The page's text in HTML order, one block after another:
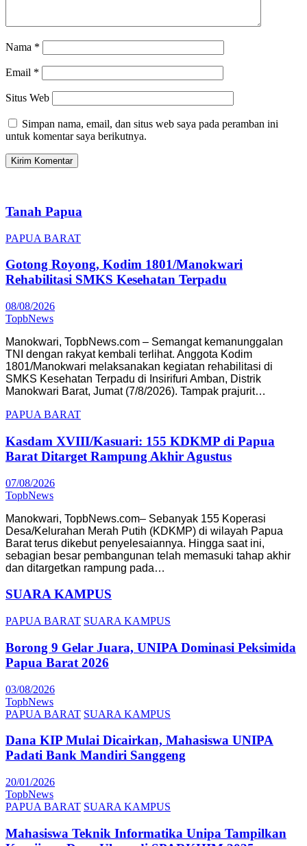
Nama *
Email *
Situs Web
Simpan nama, email, dan situs web saya pada peramban ini
untuk komentar saya berikutnya.
Tanah Papua
PAPUA BARAT
Gotong Royong, Kodim 1801/Manokwari
Rehabilitasi SMKS Kesehatan Terpadu
08/08/2026
TopbNews
Manokwari, TopbNews.com – Semangat kemanunggalan
TNI dengan rakyat kembali terlihat. Anggota Kodim
1801/Manokwari melaksanakan kegiatan rehabilitasi di
SMKS Kesehatan Terpadu di Insirifuri Amban, Distrik
Manokwari Barat, Jumat (7/8/2026). Tampak prajurit…
PAPUA BARAT
Kasdam XVIII/Kasuari: 155 KDKMP di Papua
Barat Ditarget Rampung Akhir Agustus
07/08/2026
TopbNews
Manokwari, TopbNews.com– Sebanyak 155 Koperasi
Desa/Kelurahan Merah Putih (KDKMP) di wilayah Papua
Barat terus dikebut penyelesaiannya. Hingga saat ini,
sebagian besar pembangunan telah memasuki tahap akhir
dan ditargetkan rampung pada…
SUARA KAMPUS
PAPUA BARAT SUARA KAMPUS
Borong 9 Gelar Juara, UNIPA Dominasi Peksimida
Papua Barat 2026
03/08/2026
TopbNews
PAPUA BARAT SUARA KAMPUS
Dana KIP Mulai Dicairkan, Mahasiswa UNIPA
Padati Bank Mandiri Sanggeng
20/01/2026
TopbNews
PAPUA BARAT SUARA KAMPUS
Mahasiswa Teknik Informatika Unipa Tampilkan